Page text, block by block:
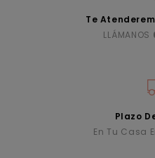
Te
LLÁMANOS
Plazo
En Tu Casa